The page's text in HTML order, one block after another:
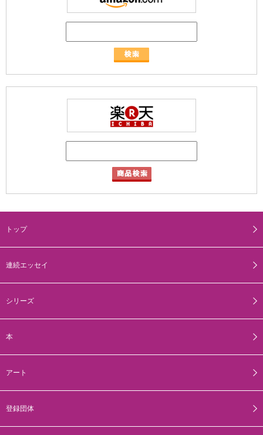
トップ
連続エッセイ
シリーズ
本
アート
登録団体